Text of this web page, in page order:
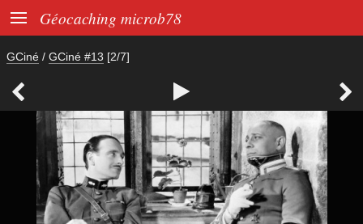
 Géocaching microb78
GCiné / GCiné #13 [2/7]
  